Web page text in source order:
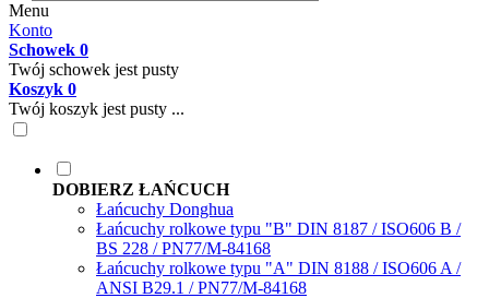
Menu
Konto
Schowek 0
Twój schowek jest pusty
Koszyk 0
Twój koszyk jest pusty ...
DOBIERZ ŁAŃCUCH
Łańcuchy Donghua
Łańcuchy rolkowe typu "B" DIN 8187 / ISO606 B /
BS 228 / PN77/M-84168
Łańcuchy rolkowe typu "A" DIN 8188 / ISO606 A /
ANSI B29.1 / PN77/M-84168